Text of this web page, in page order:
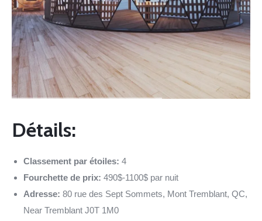
Détails:
Classement par étoiles: 4
Fourchette de prix: 490$-1100$ par nuit
Adresse: 80 rue des Sept Sommets, Mont Tremblant, QC,
Near Tremblant J0T 1M0